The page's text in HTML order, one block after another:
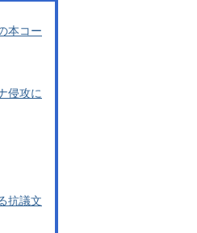
本コー
侵攻に
抗議文